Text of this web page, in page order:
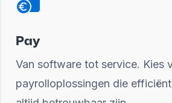
Pay
Van software tot service. Kies
payrolloplossingen die